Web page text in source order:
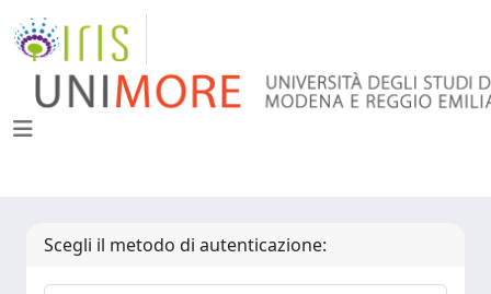
Scegli il metodo di autenticazione: